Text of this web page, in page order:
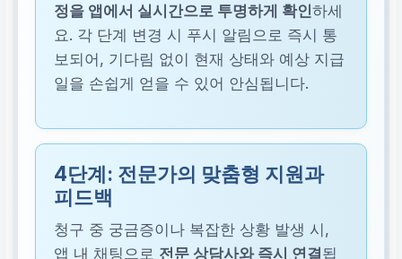
정을 앱에서 실시간으로 투명하게 확인하세
요. 각 단계 변경 시 푸시 알림으로 즉시 통
보되어, 기다림 없이 현재 상태와 예상 지급
일을 손쉽게 얻을 수 있어 안심됩니다.
4단계: 전문가의 맞춤형 지원과
피드백
청구 중 궁금증이나 복잡한 상황 발생 시,
앱 내 채팅으로 전문 상담사와 즉시 연결됩